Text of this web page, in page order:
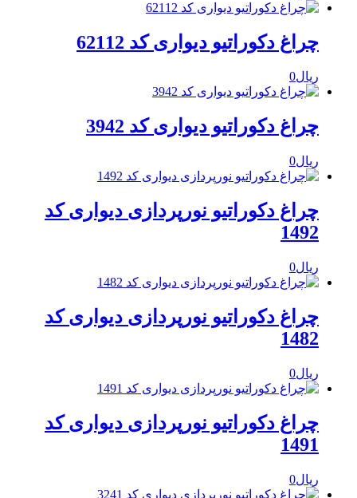
چراغ دکوراتیو دیواری کد 62112
ریال0
چراغ دکوراتیو دیواری کد 3942
ریال0
چراغ دکوراتیو نورپردازی دیواری کد
1492
ریال0
چراغ دکوراتیو نورپردازی دیواری کد
1482
ریال0
چراغ دکوراتیو نورپردازی دیواری کد
1491
ریال0